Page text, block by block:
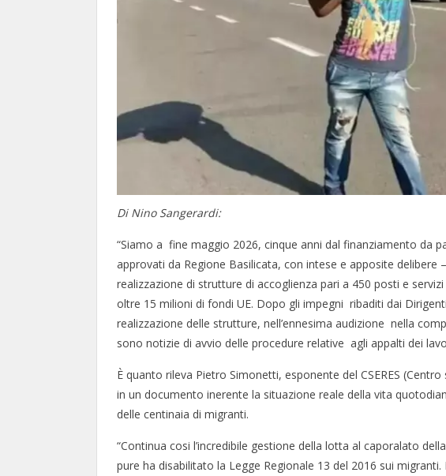
Di Nino Sangerardi:
“Siamo a fine maggio 2026, cinque anni dal finanziamento da
approvati da Regione Basilicata, con intese e apposite delibere
realizzazione di strutture di accoglienza pari a 450 posti e
oltre 15 milioni di fondi UE. Dopo gli impegni ribaditi dai
realizzazione delle strutture, nell’ennesima audizione nella
sono notizie di avvio delle procedure relative agli appalti dei
È quanto rileva Pietro Simonetti, esponente del CSERES
in un documento inerente la situazione reale della vita
delle centinaia di migranti.
“Continua cosi l’incredibile gestione della lotta al caporalato
pure ha disabilitato la Legge Regionale 13 del 2016 sui